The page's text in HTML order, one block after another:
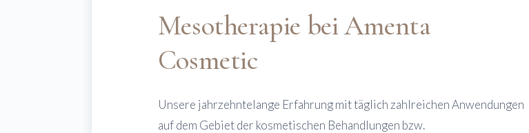
Mesotherapie bei Amenta
Cosmetic
Unsere jahrzehntelange Erfahrung mit täglich zahlreichen Anwendungen
auf dem Gebiet der kosmetischen Behandlungen bzw.